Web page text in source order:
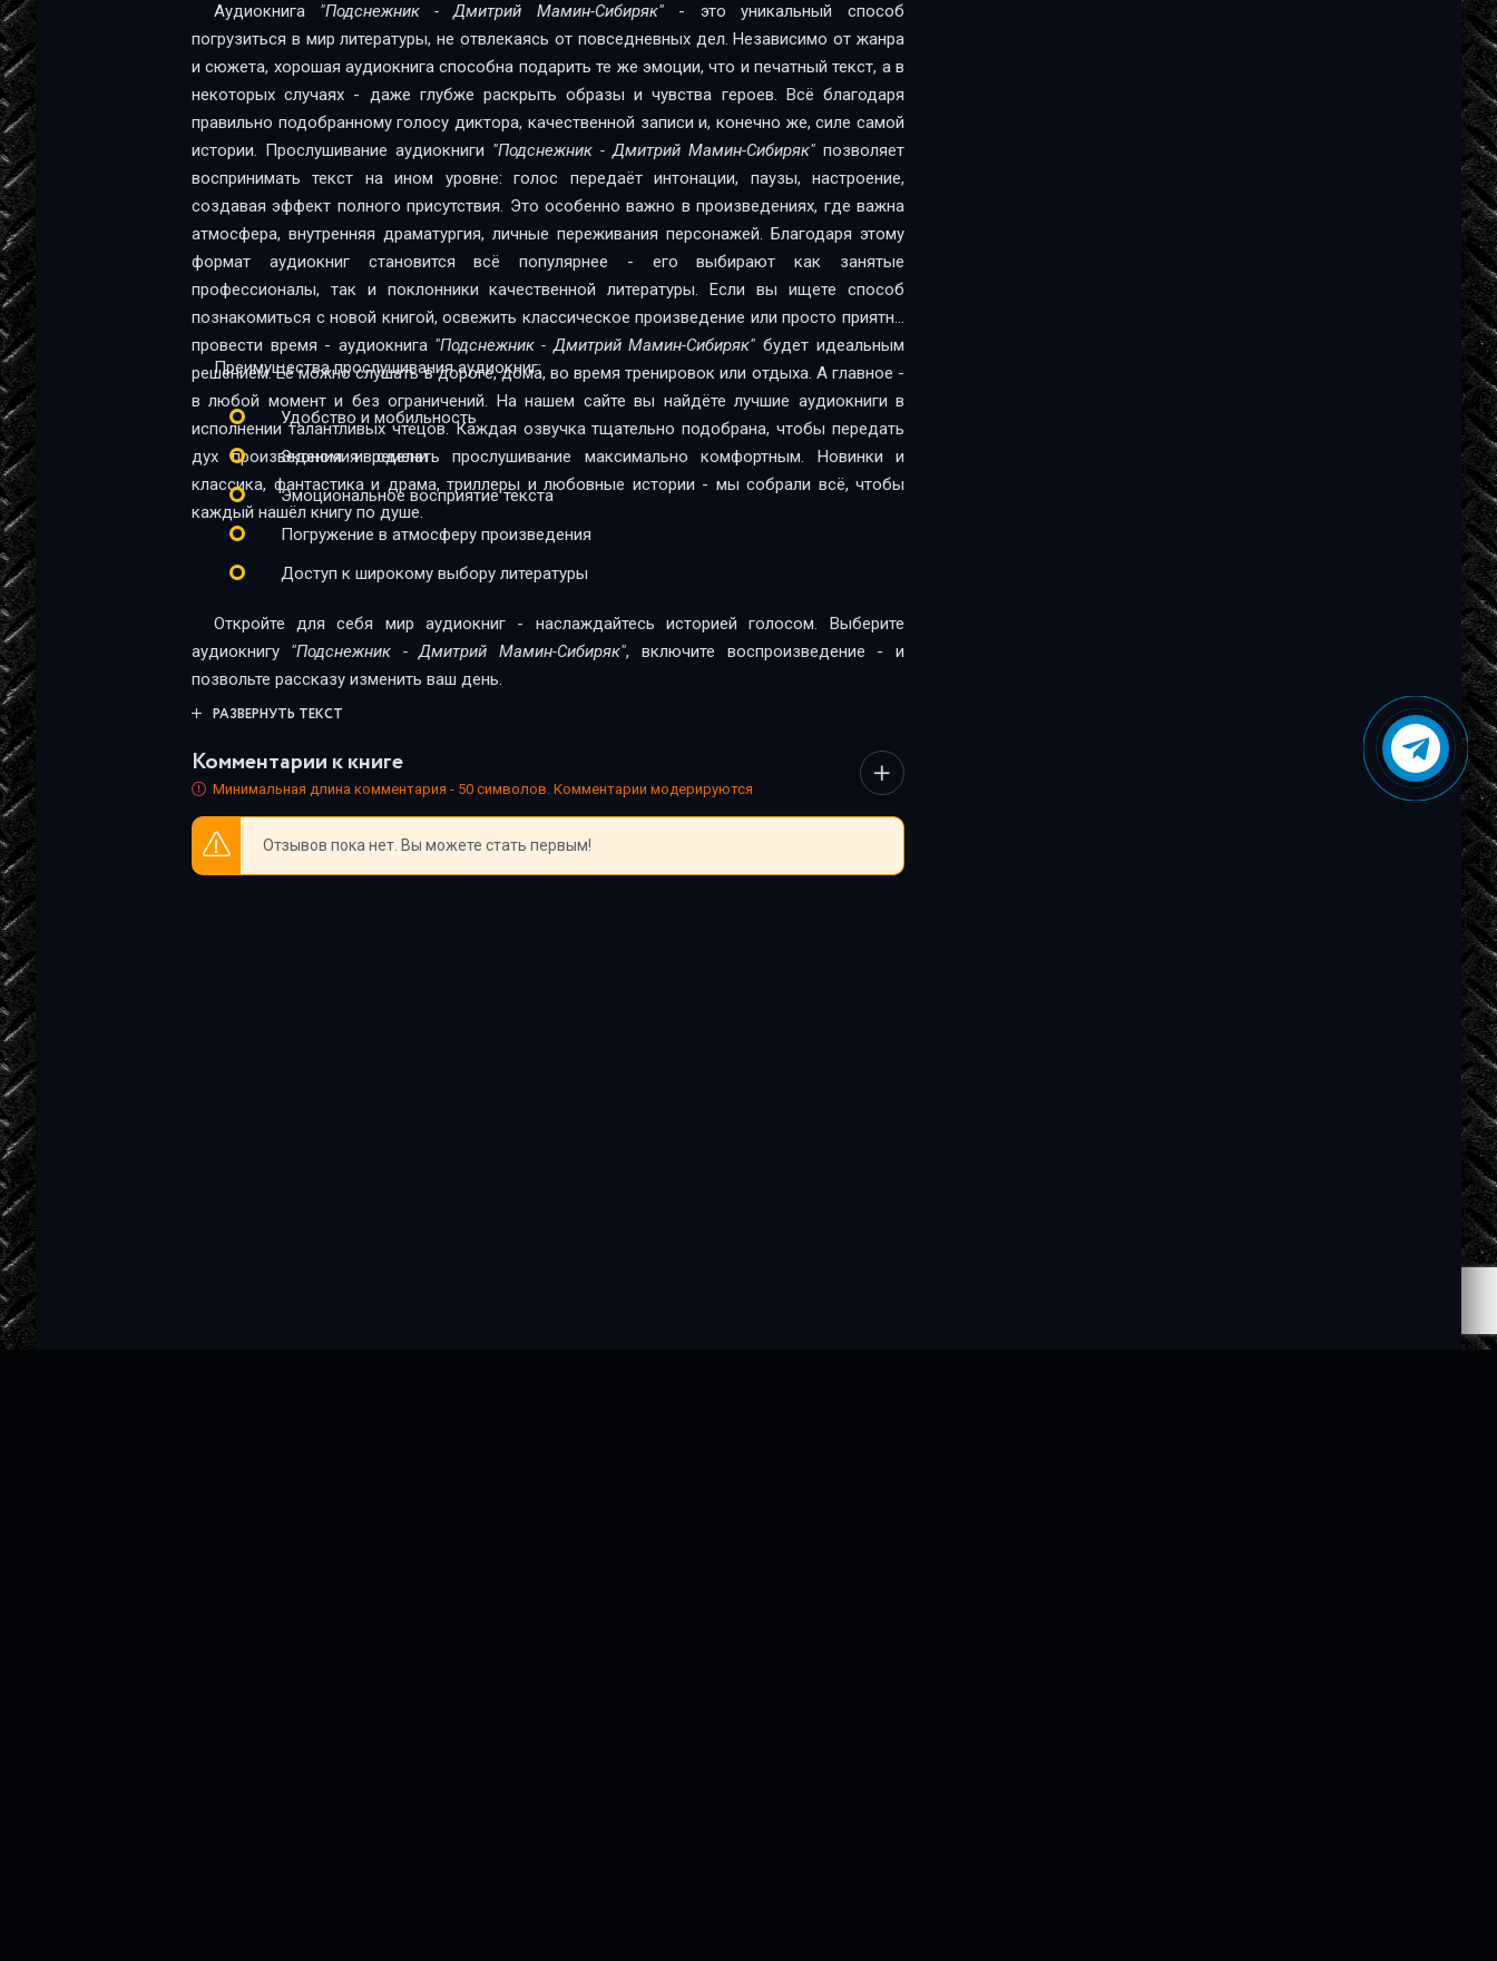
Аудиокнига "Подснежник - Дмитрий Мамин-Сибиряк"- это уникальный способ
погрузиться в мир литературы, не отвлекаясь от повседневных дел. Независимо от жанра
и сюжета, хорошая аудиокнига способна подарить те же эмоции, что и печатный текст, а в
некоторых случаях - даже глубже раскрыть образы и чувства героев. Всё благодаря
правильно подобранному голосу диктора, качественной записи и, конечно же, силе самой
истории. Прослушивание аудиокниги "Подснежник - Дмитрий Мамин-Сибиряк" позволяет
воспринимать текст на ином уровне: голос передаёт интонации, паузы, настроение,
создавая эффект полного присутствия. Это особенно важно в произведениях, где важна
атмосфера, внутренняя драматургия, личные переживания персонажей. Благодаря этому
формат аудиокниг становится всё популярнее - его выбирают как занятые
профессионалы, так и поклонники качественной литературы. Если вы ищете способ
познакомиться с новой книгой, освежить классическое произведение или просто приятно
провести время - аудиокнига "Подснежник - Дмитрий Мамин-Сибиряк" будет идеальным
решением. Её можно слушать в дороге, дома, во время тренировок или отдыха. А главное -
в любой момент и без ограничений. На нашем сайте вы найдёте лучшие аудиокниги в
исполнении талантливых чтецов. Каждая озвучка тщательно подобрана, чтобы передать
дух произведения и сделать прослушивание максимально комфортным. Новинки и
классика, фантастика и драма, триллеры и любовные истории - мы собрали всё, чтобы
каждый нашёл книгу по душе.
Преимущества прослушивания аудиокниг:
Удобство и мобильность
Экономия времени
Эмоциональное восприятие текста
Погружение в атмосферу произведения
Доступ к широкому выбору литературы
Откройте для себя мир аудиокниг - наслаждайтесь историей голосом. Выберите
аудиокнигу "Подснежник - Дмитрий Мамин-Сибиряк", включите воспроизведение - и
позвольте рассказу изменить ваш день.
РАЗВЕРНУТЬ ТЕКСТ
Комментарии к книге
Минимальная длина комментария - 50 символов. Комментарии модерируются
Отзывов пока нет. Вы можете стать первым!